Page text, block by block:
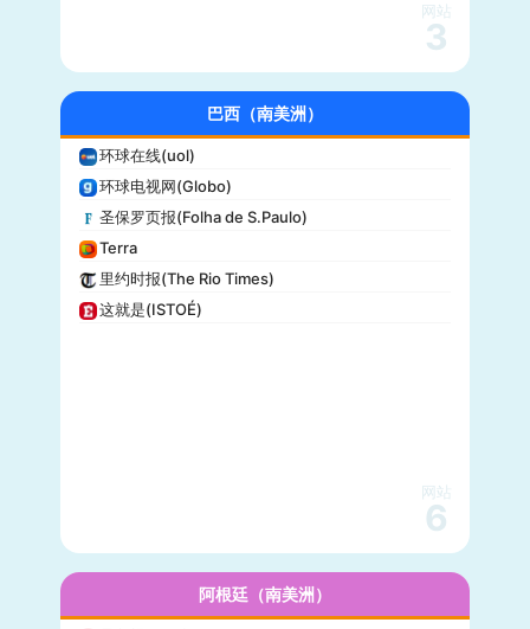
Vice
商业内幕(Business Insider)
iHeartRadio
纽约客(New Yorker)
娱乐周刊(Entertainment Weekly)
芝加哥论坛报(Chicago Tribune)
财富(Fortune)
纽约每日新闻(New York Daily News)
迈阿密先驱报(Miami Herald)
网站
3
巴西（南美洲）
环球在线(uol)
环球电视网(Globo)
圣保罗页报(Folha de S.Paulo)
Terra
里约时报(The Rio Times)
这就是(ISTOÉ)
网站
6
阿根廷（南美洲）